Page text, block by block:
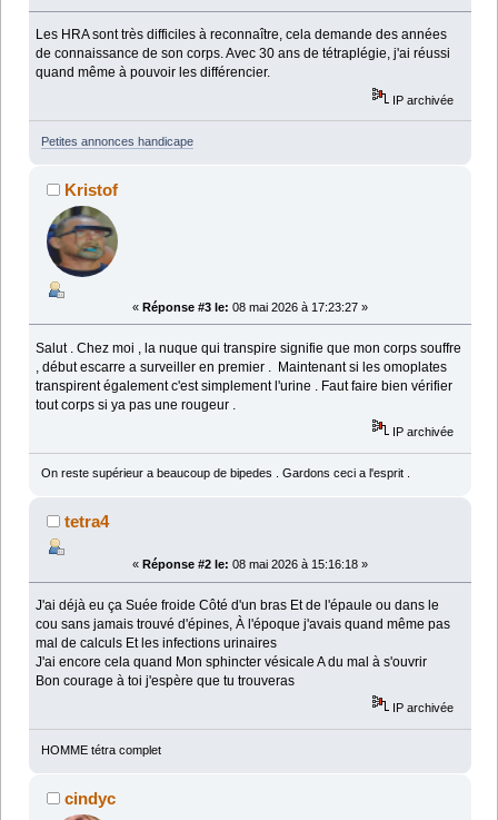
Les HRA sont très difficiles à reconnaître, cela demande des années
de connaissance de son corps. Avec 30 ans de tétraplégie, j'ai réussi
quand même à pouvoir les différencier.
IP archivée
Petites annonces handicape
Kristof
« Réponse #3 le: 08 mai 2026 à 17:23:27 »
Salut . Chez moi , la nuque qui transpire signifie que mon corps souffre
, début escarre a surveiller en premier . Maintenant si les omoplates
transpirent également c'est simplement l'urine . Faut faire bien vérifier
tout corps si ya pas une rougeur .
IP archivée
On reste supérieur a beaucoup de bipedes . Gardons ceci a l'esprit .
tetra4
« Réponse #2 le: 08 mai 2026 à 15:16:18 »
J'ai déjà eu ça Suée froide Côté d'un bras Et de l'épaule ou dans le
cou sans jamais trouvé d'épines, À l'époque j'avais quand même pas
mal de calculs Et les infections urinaires
J'ai encore cela quand Mon sphincter vésicale A du mal à s'ouvrir
Bon courage à toi j'espère que tu trouveras
IP archivée
HOMME tétra complet
cindyc